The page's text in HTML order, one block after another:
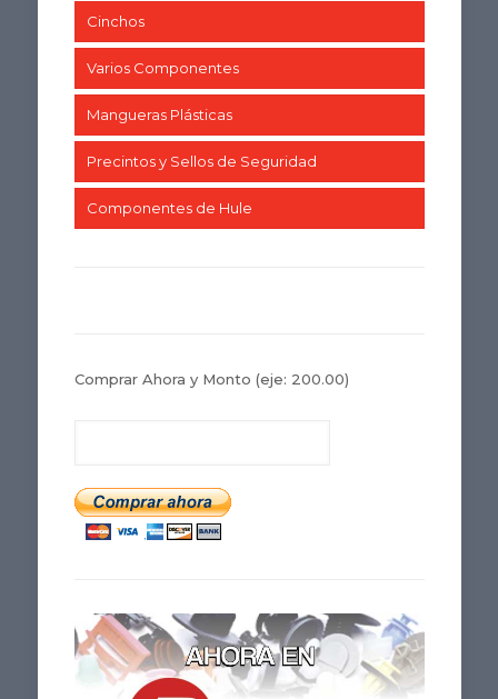
Cinchos
Varios Componentes
Mangueras Plásticas
Precintos y Sellos de Seguridad
Componentes de Hule
Comprar Ahora y Monto (eje: 200.00)